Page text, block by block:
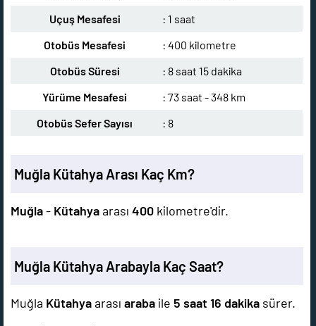
Uçuş Mesafesi
: 1 saat
Otobüs Mesafesi
: 400 kilometre
Otobüs Süresi
: 8 saat 15 dakika
Yürüme Mesafesi
: 73 saat - 348 km
Otobüs Sefer Sayısı
: 8
Muğla Kütahya Arası Kaç Km?
Muğla- Kütahyaarası 400 kilometre'dir.
Muğla Kütahya Arabayla Kaç Saat?
Muğla Kütahyaarası araba ile 5 saat 16 dakika sürer.